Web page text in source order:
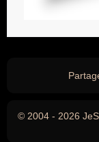
© 2004 - 2026